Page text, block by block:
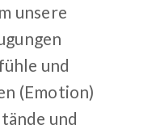
unsere
und
(Emotion)
und